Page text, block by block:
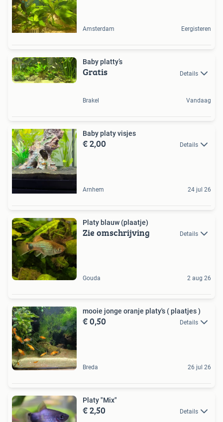
Amsterdam Eergisteren
Baby platty’s
Gratis Details
Brakel Vandaag
Baby platy visjes
€ 2,00 Details
Arnhem 24 jul 26
Platy blauw (plaatje)
Zie omschrijving Details
Gouda 2 aug 26
mooie jonge oranje platy's ( plaatjes )
€ 0,50 Details
Breda 26 jul 26
Platy "Mix"
€ 2,50 Details